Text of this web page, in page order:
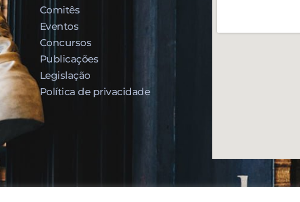
Comitês
Eventos
Concursos
Publicações
Legislação
Política de privacidade